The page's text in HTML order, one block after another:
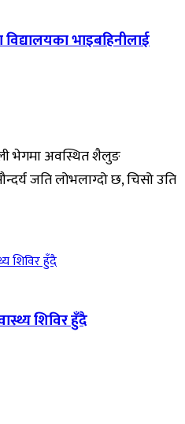
भाइबहिनीलाई
भेगमा अवस्थित शैलुङ
जति लोभलाग्दो छ, चिसो उति
शिविर हुँदै